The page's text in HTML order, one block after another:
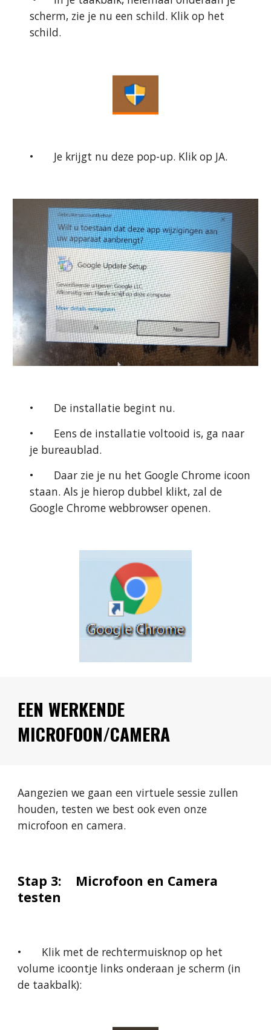
scherm, zie je nu een schild. Klik op het
schild.
• Je krijgt nu deze pop-up. Klik op JA.
•
De installatie begint nu.
•
Eens de installatie voltooid is, ga naar
je bureaublad.
•
Daar zie je nu het Google Chrome icoon
staan. Als je hierop dubbel klikt, zal de
Google Chrome webbrowser openen.
EEN WERKENDE
MICROFOON/CAMERA
Aangezien we gaan een virtuele sessie zullen
houden, testen we best ook even onze
microfoon en camera.
Stap 3:
Microfoon en Camera
testen
•
Klik met de rechtermuisknop op het
volume icoontje links onderaan je scherm (in
de taakbalk):